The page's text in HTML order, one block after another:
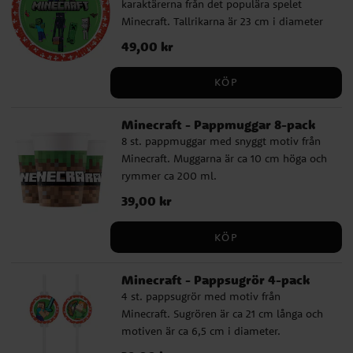
I paketet för 24 gäster ingår 2 bordsdukar.
Komplettera gärna ditt Minecraft
kalaspaket med tillval som kalaspåsar,
partyboxar, godis, småleksaker och andra
Minecraft festdekorationer. Gör kalaset
komplett med våra spännande
Minecraft temakalaset.
karaktärerna från det populära spelet
Minecraft. Tallrikarna är 23 cm i diameter
och är tillverkade av FSC-märkt papper.
Pris :49,00 kr
49,00 kr
KÖP
Minecraft - Pappmuggar 8-pack
8 st. pappmuggar med snyggt motiv från
Minecraft. Muggarna är ca 10 cm höga och
rymmer ca 200 ml.
Pris:39,00 kr
39,00 kr
KÖP
Minecraft - Pappsugrör 4-pack
4 st. pappsugrör med motiv från
Minecraft. Sugrören är ca 21 cm långa och
motiven är ca 6,5 cm i diameter.